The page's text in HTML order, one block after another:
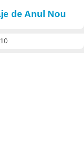
de Anul Nou